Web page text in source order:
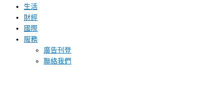
生活
財經
國際
服務
廣告刊登
聯絡我們